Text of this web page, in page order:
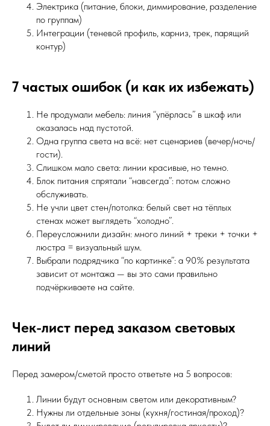
Электрика (питание, блоки, диммирование, разделение
по группам)
Интеграции (теневой профиль, карниз, трек, парящий
контур)
7 частых ошибок (и как их избежать)
Не продумали мебель: линия “упёрлась” в шкаф или
оказалась над пустотой.
Одна группа света на всё: нет сценариев (вечер/ночь/
гости).
Слишком мало света: линии красивые, но темно.
Блок питания спрятали “навсегда”: потом сложно
обслуживать.
Не учли цвет стен/потолка: белый свет на тёплых
стенах может выглядеть “холодно”.
Переусложнили дизайн: много линий + треки + точки +
люстра = визуальный шум.
Выбрали подрядчика “по картинке”: а 90% результата
зависит от монтажа — вы это сами правильно
подчёркиваете на сайте.
Чек-лист перед заказом световых
линий
Перед замером/сметой просто ответьте на 5 вопросов:
Линии будут основным светом или декоративным?
Нужны ли отдельные зоны (кухня/гостиная/проход)?